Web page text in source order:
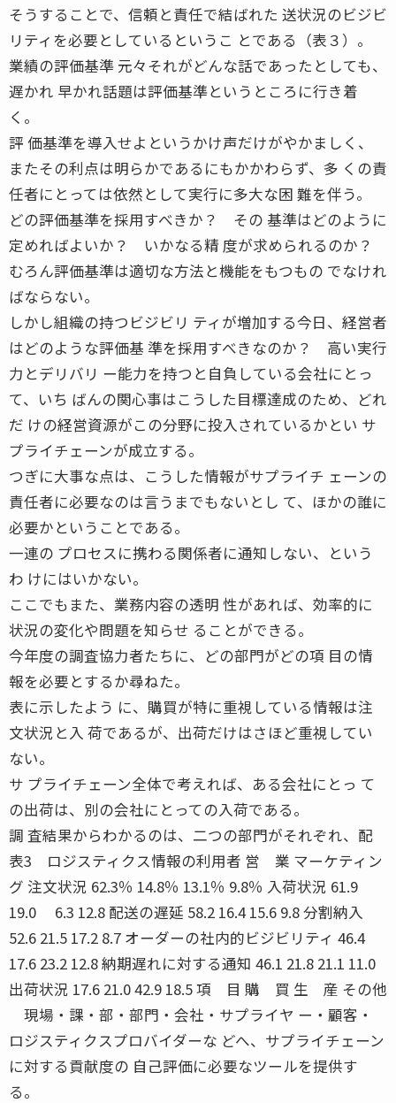
そうすることで、信頼と責任で結ばれた 送状況のビジビ
リティを必要としているというこ とである（表３）。
業績の評価基準 元々それがどんな話であったとしても、
遅かれ 早かれ話題は評価基準というところに行き着
く。
評 価基準を導入せよというかけ声だけがやかましく、
またその利点は明らかであるにもかかわらず、多 くの責
任者にとっては依然として実行に多大な困 難を伴う。
どの評価基準を採用すべきか？ その 基準はどのように
定めればよいか？ いかなる精 度が求められるのか？
むろん評価基準は適切な方法と機能をもつもの でなけれ
ばならない。
しかし組織の持つビジビリ ティが増加する今日、経営者
はどのような評価基 準を採用すべきなのか？ 高い実行
力とデリバリ ー能力を持つと自負している会社にとっ
て、いち ばんの関心事はこうした目標達成のため、どれ
だ けの経営資源がこの分野に投入されているかとい サ
プライチェーンが成立する。
つぎに大事な点は、こうした情報がサプライチ ェーンの
責任者に必要なのは言うまでもないとし て、ほかの誰に
必要かということである。
一連の プロセスに携わる関係者に通知しない、という
わ けにはいかない。
ここでもまた、業務内容の透明 性があれば、効率的に
状況の変化や問題を知らせ ることができる。
今年度の調査協力者たちに、どの部門がどの項 目の情
報を必要とするか尋ねた。
表に示したよう に、購買が特に重視している情報は注
文状況と入 荷であるが、出荷だけはさほど重視してい
ない。
サ プライチェーン全体で考えれば、ある会社にとっ て
の出荷は、別の会社にとっての入荷である。
調 査結果からわかるのは、二つの部門がそれぞれ、配
表3 ロジスティクス情報の利用者 営 業 マーケティン
グ 注文状況 62.3％ 14.8％ 13.1％ 9.8％ 入荷状況 61.9
19.0 6.3 12.8 配送の遅延 58.2 16.4 15.6 9.8 分割納入
52.6 21.5 17.2 8.7 オーダーの社内的ビジビリティ 46.4
17.6 23.2 12.8 納期遅れに対する通知 46.1 21.8 21.1 11.0
出荷状況 17.6 21.0 42.9 18.5 項 目 購 買 生 産 その他
現場・課・部・部門・会社・サプライヤ ー・顧客・
ロジスティクスプロバイダーな どへ、サプライチェーン
に対する貢献度の 自己評価に必要なツールを提供す
る。